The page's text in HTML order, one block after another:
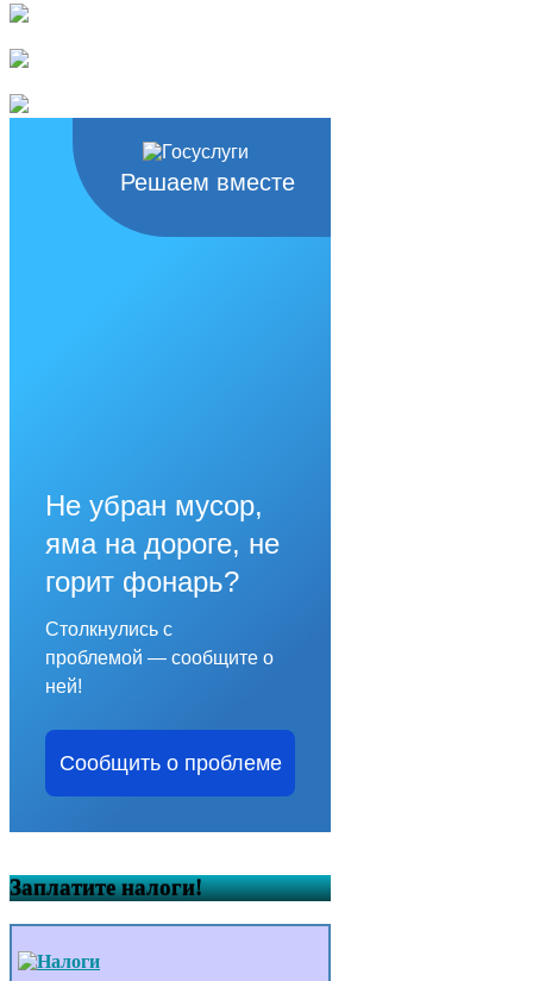
Решаем вместе
Не убран мусор,
яма на дороге, не
горит фонарь?
Столкнулись с
проблемой — сообщите о
ней!
Сообщить о проблеме
Заплатите налоги!